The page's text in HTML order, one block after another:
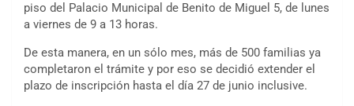
piso del Palacio Municipal de Benito de Miguel 5, de lunes
a viernes de 9 a 13 horas.
De esta manera, en un sólo mes, más de 500 familias ya
completaron el trámite y por eso se decidió extender el
plazo de inscripción hasta el día 27 de junio inclusive.